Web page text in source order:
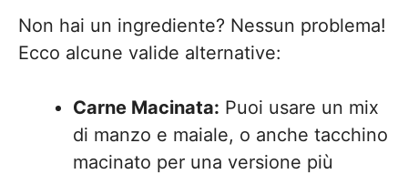
Non hai un ingrediente? Nessun problema!
Ecco alcune valide alternative:
Carne Macinata: Puoi usare un mix
di manzo e maiale, o anche tacchino
macinato per una versione più